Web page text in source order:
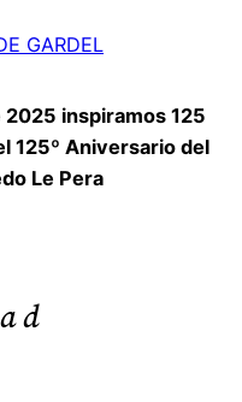
GARDEL
2025 inspiramos 125
125º Aniversario del
Le Pera